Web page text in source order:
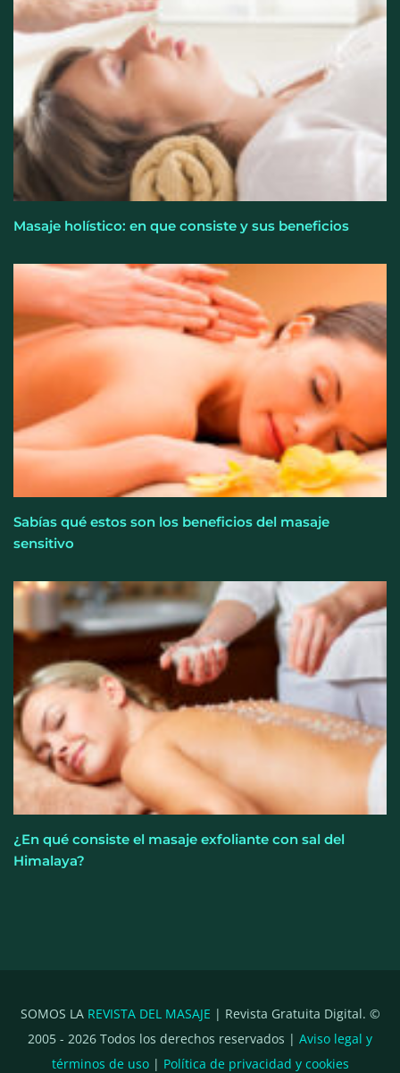
fuerza y la salud ganan terreno a la clásica
‘pérdida de peso’, según Distrito Estudio
Masaje holístico: en que consiste y sus beneficios
Sabías qué estos son los beneficios del masaje
sensitivo
¿En qué consiste el masaje exfoliante con sal del
Himalaya?
SOMOS LA REVISTA DEL MASAJE | Revista Gratuita Digital. ©
2005 - 2026 Todos los derechos reservados | Aviso legal y
términos de uso| Política de privacidad y cookies